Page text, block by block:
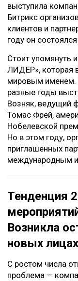
выступила
Битрикс
клиентов и
году он
Стоит упомянуть
ЛИДЕР», которая
мировым именем.
разные годы
Возняк, ведущий
Томас Фрей,
Нобелевской
Но в этом году,
приглашенных
международным
Тенденция
Возникла
новых лицах
С ростом числа
проблема —